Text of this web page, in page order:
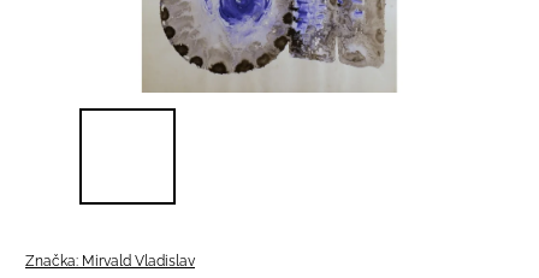
Značka: Mirvald Vladislav